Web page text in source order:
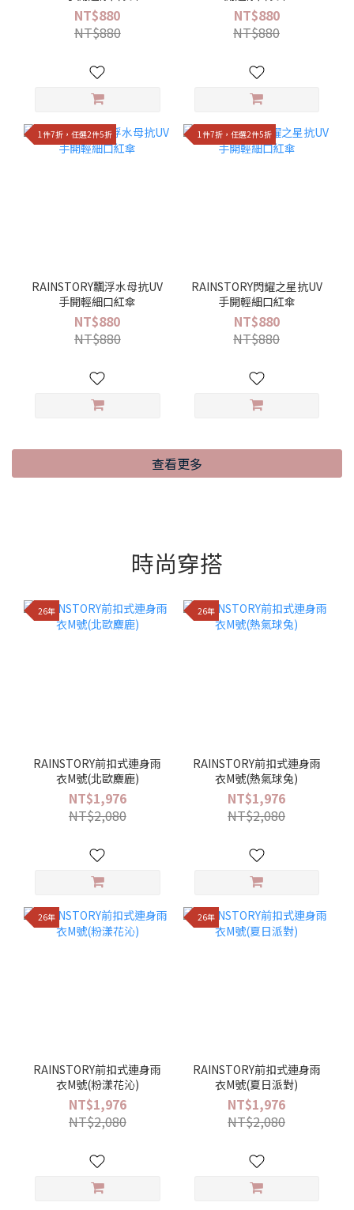
NT$880
NT$880
NT$880
NT$880
1件7折，任選2件5折
RAINSTORY飄浮水母抗UV
手開輕細口紅傘
NT$880
NT$880
1件7折，任選2件5折
RAINSTORY閃耀之星抗UV
手開輕細口紅傘
NT$880
NT$880
查看更多
時尚穿搭
26年
RAINSTORY前扣式連身雨
衣M號(北歐麋鹿)
NT$1,976
NT$2,080
26年
RAINSTORY前扣式連身雨
衣M號(熱氣球兔)
NT$1,976
NT$2,080
26年
RAINSTORY前扣式連身雨
衣M號(粉漾花沁)
NT$1,976
NT$2,080
26年
RAINSTORY前扣式連身雨
衣M號(夏日派對)
NT$1,976
NT$2,080